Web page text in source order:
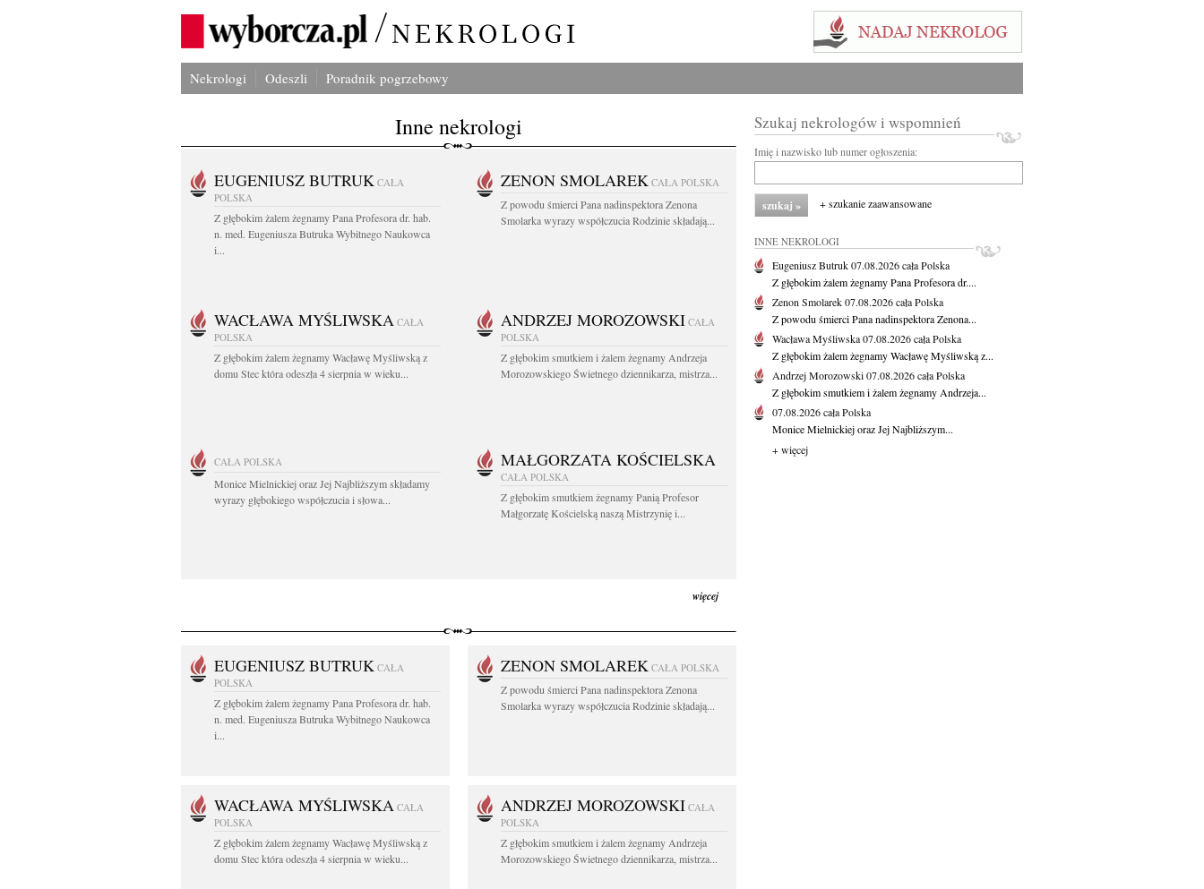
Nekrologi Odeszli Poradnik pogrzebowy
Inne nekrologi
EUGENIUSZ BUTRUK CAŁA
POLSKA
Z głębokim żalem żegnamy Pana Profesora dr. hab.
n. med. Eugeniusza Butruka Wybitnego Naukowca
i...
ZENON SMOLAREK CAŁA POLSKA
Z powodu śmierci Pana nadinspektora Zenona
Smolarka wyrazy współczucia Rodzinie składają...
WACŁAWA MYŚLIWSKA CAŁA
POLSKA
Z głębokim żalem żegnamy Wacławę Myśliwską z
domu Stec która odeszła 4 sierpnia w wieku...
ANDRZEJ MOROZOWSKI CAŁA
POLSKA
Z głębokim smutkiem i żalem żegnamy Andrzeja
Morozowskiego Świetnego dziennikarza, mistrza...
CAŁA POLSKA
Monice Mielnickiej oraz Jej Najbliższym składamy
wyrazy głębokiego współczucia i słowa...
MAŁGORZATA KOŚCIELSKA
CAŁA POLSKA
Z głębokim smutkiem żegnamy Panią Profesor
Małgorzatę Kościelską naszą Mistrzynię i...
więcej
EUGENIUSZ BUTRUK CAŁA
POLSKA
Z głębokim żalem żegnamy Pana Profesora dr. hab.
n. med. Eugeniusza Butruka Wybitnego Naukowca
i...
ZENON SMOLAREK CAŁA POLSKA
Z powodu śmierci Pana nadinspektora Zenona
Smolarka wyrazy współczucia Rodzinie składają...
WACŁAWA MYŚLIWSKA CAŁA
POLSKA
Z głębokim żalem żegnamy Wacławę Myśliwską z
domu Stec która odeszła 4 sierpnia w wieku...
ANDRZEJ MOROZOWSKI CAŁA
POLSKA
Z głębokim smutkiem i żalem żegnamy Andrzeja
Morozowskiego Świetnego dziennikarza, mistrza...
Szukaj nekrologów i wspomnień
Imię i nazwisko lub numer ogłoszenia:
+ szukanie zaawansowane
INNE NEKROLOGI
Eugeniusz Butruk07.08.2026cała Polska
Z głębokim żalem żegnamy Pana Profesora dr....
Zenon Smolarek07.08.2026cała Polska
Z powodu śmierci Pana nadinspektora Zenona...
Wacława Myśliwska07.08.2026cała Polska
Z głębokim żalem żegnamy Wacławę Myśliwską z...
Andrzej Morozowski07.08.2026cała Polska
Z głębokim smutkiem i żalem żegnamy Andrzeja...
07.08.2026cała Polska
Monice Mielnickiej oraz Jej Najbliższym...
+ więcej